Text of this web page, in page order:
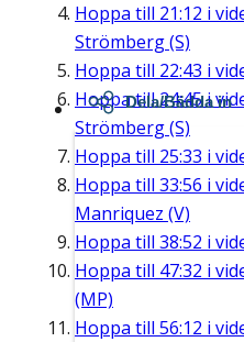
Hoppa till 21:12 i
Strömberg (S)
Hoppa till 22:43 i
Hoppa till24:45i
Strömberg (S)
Hoppa till 25:33 i
Hoppa till 33:56 i
Manriquez (V)
Hoppa till 38:52 i
Hoppa till 47:32 i
(MP)
Hoppa till 56:12 i
Dela/Bädda in